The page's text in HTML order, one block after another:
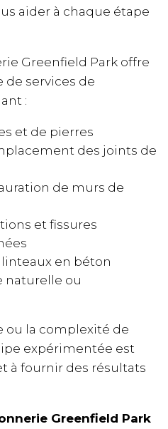
aider à chaque étape
Greenfield Park offre
services de
:
et de pierres
des joints de
de murs de
et fissures
linteaux en béton
naturelle ou
ou la complexité de
expérimentée est
à fournir des résultats
Greenfield Park